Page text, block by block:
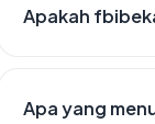
Apakah
Apa yang